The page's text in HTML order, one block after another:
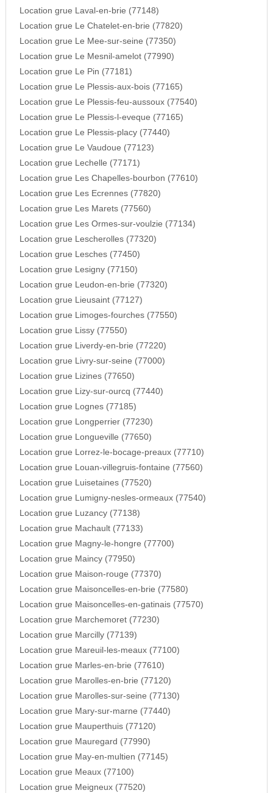
Location grue Laval-en-brie (77148)
Location grue Le Chatelet-en-brie (77820)
Location grue Le Mee-sur-seine (77350)
Location grue Le Mesnil-amelot (77990)
Location grue Le Pin (77181)
Location grue Le Plessis-aux-bois (77165)
Location grue Le Plessis-feu-aussoux (77540)
Location grue Le Plessis-l-eveque (77165)
Location grue Le Plessis-placy (77440)
Location grue Le Vaudoue (77123)
Location grue Lechelle (77171)
Location grue Les Chapelles-bourbon (77610)
Location grue Les Ecrennes (77820)
Location grue Les Marets (77560)
Location grue Les Ormes-sur-voulzie (77134)
Location grue Lescherolles (77320)
Location grue Lesches (77450)
Location grue Lesigny (77150)
Location grue Leudon-en-brie (77320)
Location grue Lieusaint (77127)
Location grue Limoges-fourches (77550)
Location grue Lissy (77550)
Location grue Liverdy-en-brie (77220)
Location grue Livry-sur-seine (77000)
Location grue Lizines (77650)
Location grue Lizy-sur-ourcq (77440)
Location grue Lognes (77185)
Location grue Longperrier (77230)
Location grue Longueville (77650)
Location grue Lorrez-le-bocage-preaux (77710)
Location grue Louan-villegruis-fontaine (77560)
Location grue Luisetaines (77520)
Location grue Lumigny-nesles-ormeaux (77540)
Location grue Luzancy (77138)
Location grue Machault (77133)
Location grue Magny-le-hongre (77700)
Location grue Maincy (77950)
Location grue Maison-rouge (77370)
Location grue Maisoncelles-en-brie (77580)
Location grue Maisoncelles-en-gatinais (77570)
Location grue Marchemoret (77230)
Location grue Marcilly (77139)
Location grue Mareuil-les-meaux (77100)
Location grue Marles-en-brie (77610)
Location grue Marolles-en-brie (77120)
Location grue Marolles-sur-seine (77130)
Location grue Mary-sur-marne (77440)
Location grue Mauperthuis (77120)
Location grue Mauregard (77990)
Location grue May-en-multien (77145)
Location grue Meaux (77100)
Location grue Meigneux (77520)